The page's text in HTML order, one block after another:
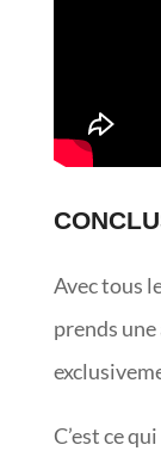
Avec tous
prends
C’est ce